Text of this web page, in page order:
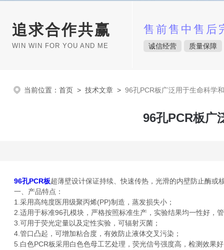
追求合作共赢
WIN WIN FOR YOU AND ME
售前售中售后
诚信经营 质量保障
当前位置： 首页 > 技术文章 > 96孔PCR板广泛用于生命科学
96孔PCR板广
96孔PCR板超薄壁设计保证持续、快速传热，光滑的内壁防止酶
一、产品特点：
1.采用高纯度医用级聚丙烯(PP)制造，蒸发损失小；
2.适用于标准96孔模块，严格按照标准生产，实验结果均一性好，
3.可用于荧光定量以及定性实验，可辐射灭菌；
4.管口凸起，可增加粘合度，有效防止液体交叉污染；
5.白色PCR板采用白色色母工艺处理，荧光信号强度高，检测效果